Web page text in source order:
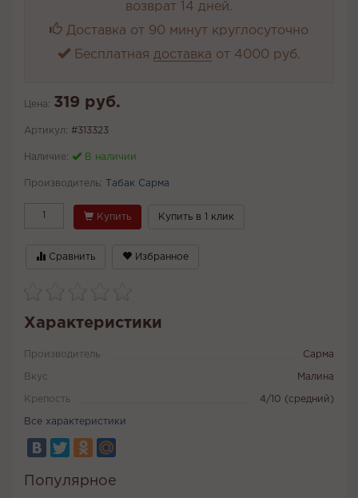
возврат 14 дней.
Доставка от 90 минут круглосуточно
Бесплатная доставка от 4000 руб.
Цена: 319 руб.
Артикул: #313323
Наличие: В наличии
Производитель: Табак Сарма
Купить Купить в 1 клик
Сравнить Избранное
Характеристики
Производитель Сарма
Вкус Малина
Крепость 4/10 (средний)
Все характеристики
Популярное